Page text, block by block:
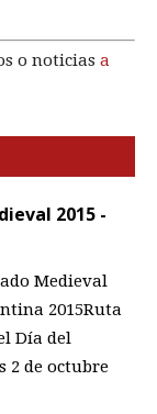
o noticias a
2015 -
Medieval
2015Ruta
Día del
2 de octubre